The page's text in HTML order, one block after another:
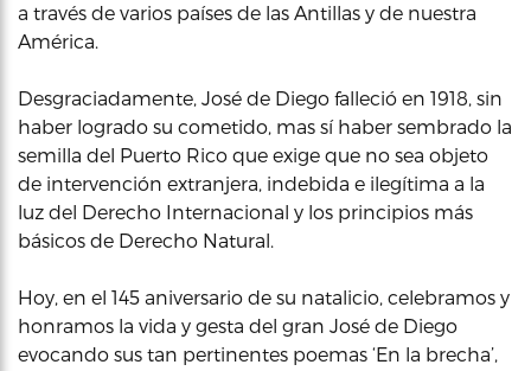
a través de varios países de las Antillas y de nuestra
América.
Desgraciadamente, José de Diego falleció en 1918, sin
haber logrado su cometido, mas sí haber sembrado la
semilla del Puerto Rico que exige que no sea objeto
de intervención extranjera, indebida e ilegítima a la
luz del Derecho Internacional y los principios más
básicos de Derecho Natural.
Hoy, en el 145 aniversario de su natalicio, celebramos y
honramos la vida y gesta del gran José de Diego
evocando sus tan pertinentes poemas ‘En la brecha’,